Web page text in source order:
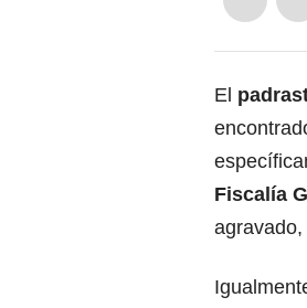
El
Fiscalía